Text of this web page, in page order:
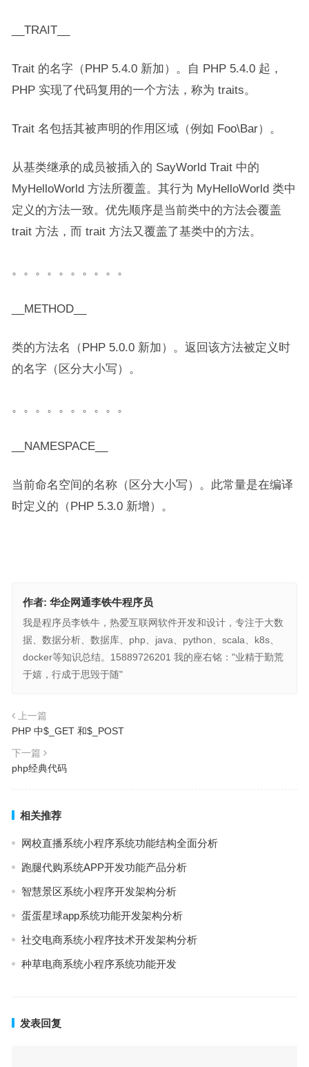
__TRAIT__
Trait 的名字（PHP 5.4.0 新加）。自 PHP 5.4.0 起，
PHP 实现了代码复用的一个方法，称为 traits。
Trait 名包括其被声明的作用区域（例如 Foo\Bar）。
从基类继承的成员被插入的 SayWorld Trait 中的
MyHelloWorld 方法所覆盖。其行为 MyHelloWorld 类中
定义的方法一致。优先顺序是当前类中的方法会覆盖
trait 方法，而 trait 方法又覆盖了基类中的方法。
。。。。。。。。。。
__METHOD__
类的方法名（PHP 5.0.0 新加）。返回该方法被定义时
的名字（区分大小写）。
。。。。。。。。。。
__NAMESPACE__
当前命名空间的名称（区分大小写）。此常量是在编译
时定义的（PHP 5.3.0 新增）。
作者: 华企网通李铁牛程序员
我是程序员李铁牛，热爱互联网软件开发和设计，专注于大数
据、数据分析、数据库、php、java、python、scala、k8s、
docker等知识总结。15889726201 我的座右铭："业精于勤荒
于嬉，行成于思毁于随"
上一篇
PHP 中$_GET 和$_POST
下一篇
php经典代码
相关推荐
网校直播系统小程序系统功能结构全面分析
跑腿代购系统APP开发功能产品分析
智慧景区系统小程序开发架构分析
蛋蛋星球app系统功能开发架构分析
社交电商系统小程序技术开发架构分析
种草电商系统小程序系统功能开发
发表回复